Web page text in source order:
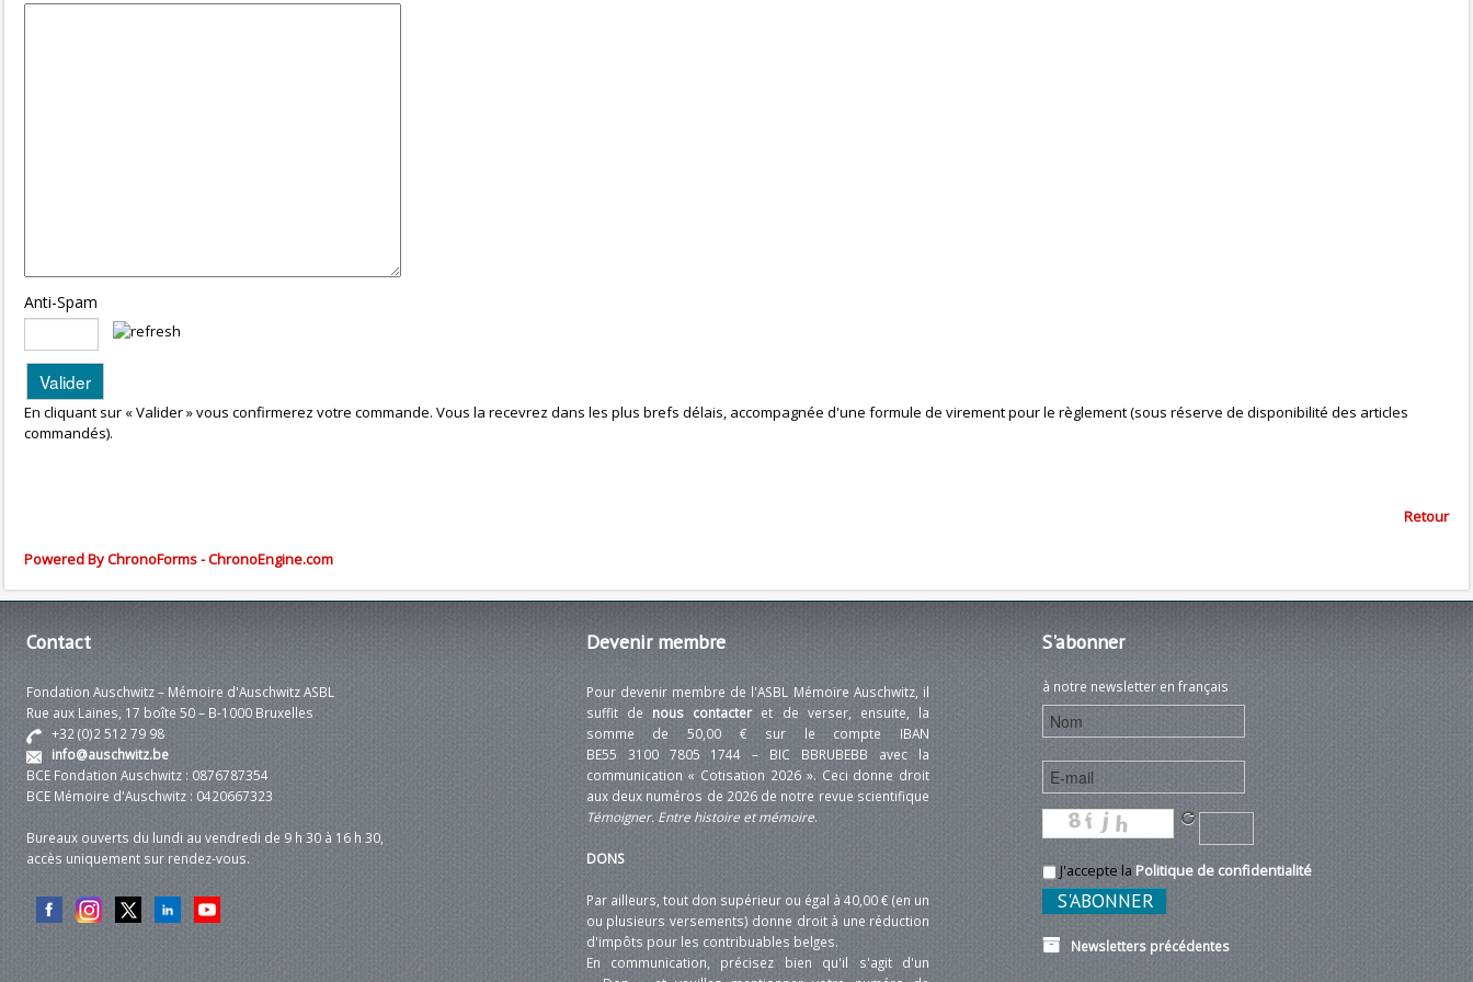
Anti-Spam
En cliquant sur « Valider » vous confirmerez votre commande. Vous la recevrez dans les plus brefs délais, accompagnée d'une formule de virement pour le règlement (sous réserve de disponibilité des articles
commandés).
Retour
Powered By ChronoForms - ChronoEngine.com
Contact
Fondation Auschwitz – Mémoire d'Auschwitz ASBL
Rue aux Laines, 17 boîte 50 – B-1000 Bruxelles
+32 (0)2 512 79 98
info@auschwitz.be
BCE Fondation Auschwitz : 0876787354
BCE Mémoire d'Auschwitz : 0420667323
Bureaux ouverts du lundi au vendredi de 9 h 30 à 16 h 30,
accès uniquement sur rendez-vous.
Devenir membre
Pour devenir membre de l'ASBL Mémoire Auschwitz, il
suffit de nous contacteret de verser, ensuite, la
somme de 50,00 € sur le compte IBAN
BE55 3100 7805 1744 – BIC BBRUBEBB avec la
communication « Cotisation 2026 ». Ceci donne droit
aux deux numéros de 2026 de notre revue scientifique
Témoigner. Entre histoire et mémoire.
DONS
Par ailleurs, tout don supérieur ou égal à 40,00 € (en un
ou plusieurs versements) donne droit à une réduction
d'impôts pour les contribuables belges.
En communication, précisez bien qu'il s'agit d'un
S'abonner
à notre newsletter en français
J'accepte la Politique de confidentialité
Newsletters précédentes